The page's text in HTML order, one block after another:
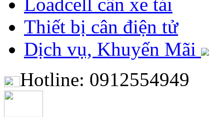
Thiết bị cân điện tử
Dịch vụ, Khuyến Mãi
Hotline: 0912554949